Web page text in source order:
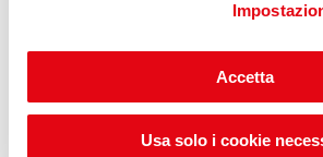
Accetta
Usa solo i cookie